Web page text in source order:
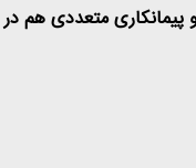
متعددی هم